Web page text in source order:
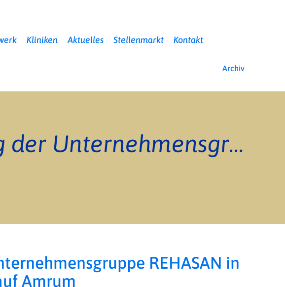
Kliniken Aktuelles Stellenmarkt Kontakt
Archiv
40. Beiratssitzung der Unternehmensgruppe REHASAN in der AOK-Nordseeklinik auf Amrum
REHASAN in
Amrum